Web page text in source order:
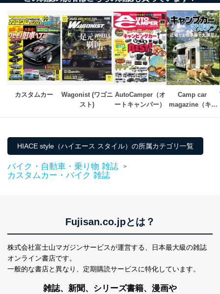
個人情報保護マネジメントシステムの継続的改善
当社は、内部監査及びマネジメントレビューの機会を通
じて、個人情報保護マネジメントシステムを継続的に改
善し、常に最良の状態を維持します。
苦情及び相談受付け窓口
貴殿の個人情報及び当社の個人情報保護マネジメントシ
ステムに関するご相談及び苦情については以下までご連
適切、かつ迅速に対応させていただきます。
株式会社富士山マガジンサービス 個人情報問い合わせ
係
TEL：0570-200-223
FAX：03-5459-7073
e-mail：cs@fujisan.co.jp
代表取締役会長 西野 伸一郎
個人情報の取扱いについて
１．個人情報保護管理者
当社は以下の個人情報保護管理者を設置し、個人情報保
用・提供・管理いたします。
カスタムカー
Wagonist (ワゴニ
スト)
AutoCamper（オ
ートキャンパー）
Camp car
magazine（キャ
HIACE style（ハイエース スタイル）の所属カテゴリ一覧
バイク・自動車・乗り物 雑誌 >
カスタムカー・バイク 雑誌
Fujisan.co.jpとは？
株式会社富士山マガジンサービスが運営する、
日本最大級の雑誌
オンライン書店です。
一般的な書店と異なり、 定期購読サービスに特化しています。
雑誌、新聞、シリーズ書籍、漫画や